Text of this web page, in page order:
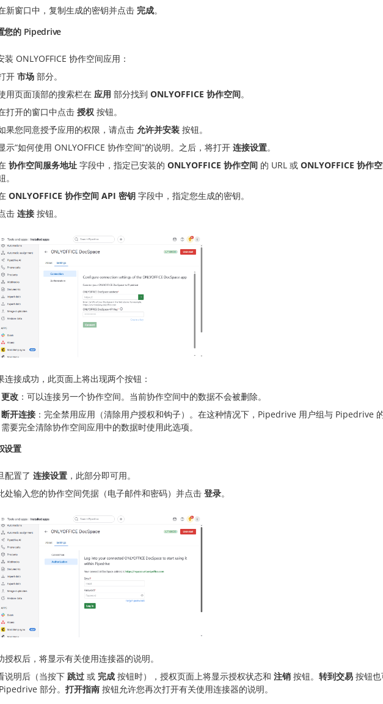
新窗口中，复制生成的密钥并点击 完成。
您的 Pipedrive
装 ONLYOFFICE 协作空间应用：
开 市场 部分。
用页面顶部的搜索栏在 应用 部分找到 ONLYOFFICE 协作空间。
打开的窗口中点击 授权 按钮。
果您同意授予应用的权限，请点击 允许并安装 按钮。
示“如何使用 ONLYOFFICE 协作空间”的说明。之后，将打开 连接设置。
协作空间服务地址 字段中，指定已安装的 ONLYOFFICE 协作空间 的 URL 或 ONLYOFFICE 协作
。
ONLYOFFICE 协作空间 API 密钥 字段中，指定您生成的密钥。
击 连接 按钮。
连接成功，此页面上将出现两个按钮：
更改 ：可以连接另一个协作空间。当前协作空间中的数据不会被删除。
断开连接 ：完全禁用应用（清除用户授权和钩子）。在这种情况下，Pipedrive 用户组与 Pipedrive
需要完全清除协作空间应用中的数据时使用此选项。
设置
配置了 连接设置 ，此部分即可用。
处输入您的协作空间凭据（电子邮件和密码）并点击 登录。
授权后，将显示有关使用连接器的说明。
说明后（当按下 跳过 或 完成 按钮时），授权页面上将显示授权状态和 注销 按钮。 转到交易 按钮
部分。 打开指南 按钮允许您再次打开有关使用连接器的说明。